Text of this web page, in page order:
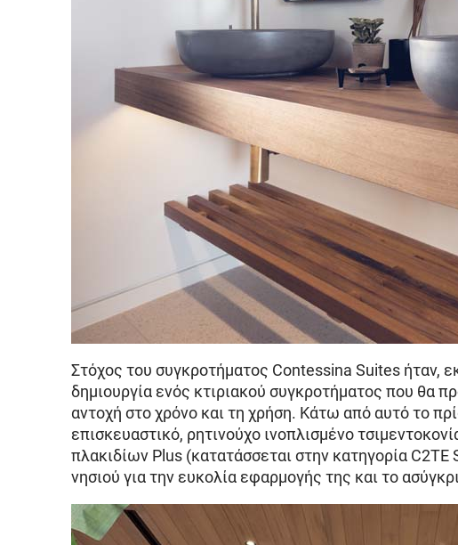
Στόχος του συγκροτήματος Contessina Suites ήταν,
δημιουργία ενός κτιριακού συγκροτήματος που θα
αντοχή στο χρόνο και τη χρήση. Κάτω από αυτό το
επισκευαστικό, ρητινούχο ινοπλισμένο
πλακιδίων Plus (κατατάσσεται στην κατηγορία
νησιού για την ευκολία εφαρμογής της και το